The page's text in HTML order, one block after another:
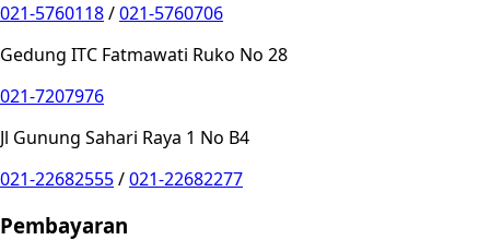
021-5760118/021-5760706
Gedung ITC Fatmawati Ruko No 28
021-7207976
Jl Gunung Sahari Raya 1 No B4
021-22682555/021-22682277
Pembayaran